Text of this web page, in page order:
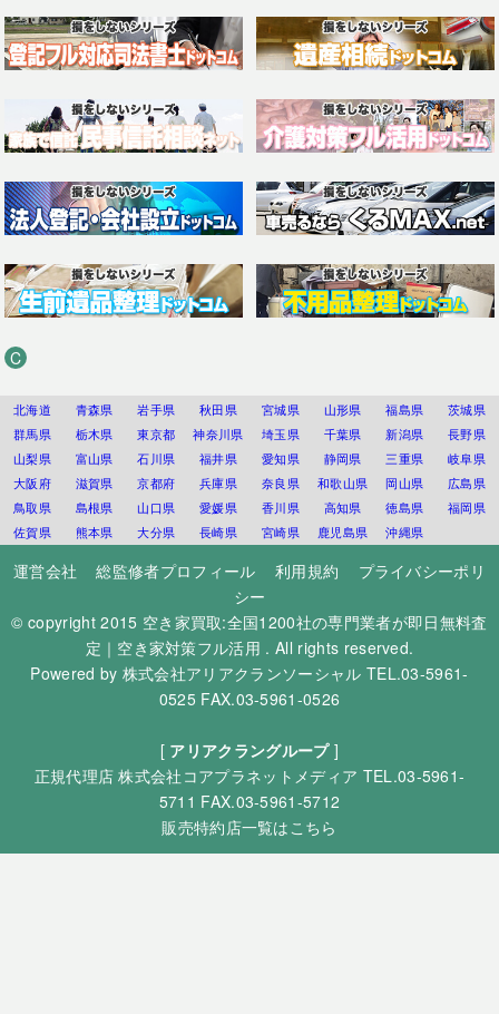
C
北海道 青森県 岩手県 秋田県 宮城県 山形県 福島県
茨城県
群馬県
栃木県 東京都 神奈川県 埼玉県 千葉県 新潟県
長野県
山梨県
富山県 石川県 福井県 愛知県 静岡県 三重県
岐阜県
大阪府
滋賀県 京都府 兵庫県 奈良県 和歌山県 岡山県
広島県
鳥取県
島根県 山口県 愛媛県 香川県 高知県 徳島県
福岡県
佐賀県
熊本県 大分県 長崎県 宮崎県 鹿児島県 沖縄県
運営会社 総監修者プロフィール 利用規約
プライバシーポリ
シー
© copyright 2015 空き家買取:全国1200社の専門業者が即日無料査
定｜空き家対策フル活用 . All rights reserved.
Powered by 株式会社アリアクランソーシャル TEL.03-5961-
0525 FAX.03-5961-0526
[ アリアクラングループ]
正規代理店株式会社コアプラネットメディア TEL.03-5961-
5711 FAX.03-5961-5712
販売特約店一覧はこちら